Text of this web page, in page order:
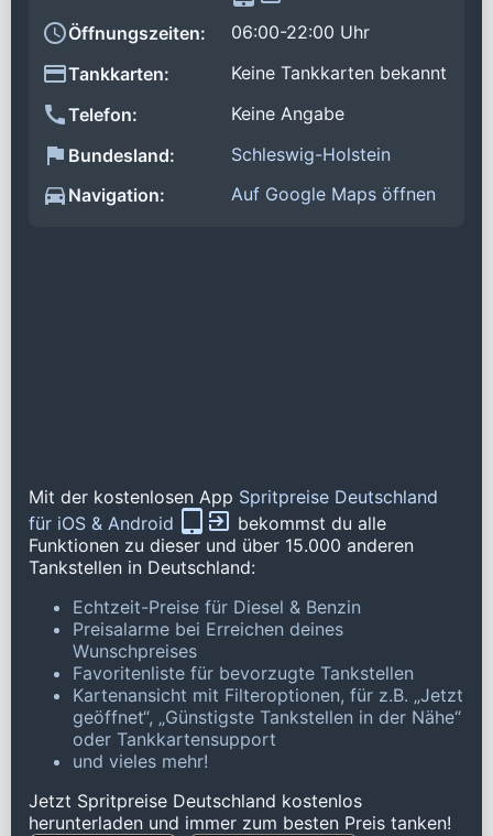
Öffnungszeiten:
06:00-22:00 Uhr
Tankkarten:
Keine Tankkarten bekannt
Telefon:
Keine Angabe
Bundesland:
Schleswig-Holstein
Navigation:
Auf Google Maps öffnen
Mit der kostenlosen App Spritpreise Deutschland
für iOS & Android
bekommst du alle
Funktionen zu dieser und über 15.000 anderen
Tankstellen in Deutschland:
Echtzeit-Preise für Diesel & Benzin
Preisalarme bei Erreichen deines
Wunschpreises
Favoritenliste für bevorzugte Tankstellen
Kartenansicht mit Filteroptionen, für z.B. „Jetzt
geöffnet“, „Günstigste Tankstellen in der Nähe“
oder Tankkartensupport
und vieles mehr!
Jetzt Spritpreise Deutschland kostenlos
herunterladen und immer zum besten Preis tanken!